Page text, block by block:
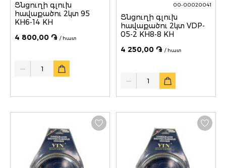
Ցնցուղի գլուխ
հավաքածու 2կտ 95
KH6-14 KH
4 800,00 ֏ / հատ
00-00020041
Ցնցուղի գլուխ
հավաքածու 2կտ VDP-
05-2 KH8-8 KH
4 250,00 ֏ / հատ
Quantity